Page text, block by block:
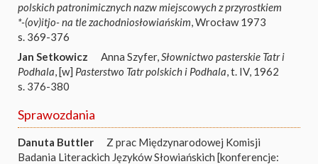
polskich patronimicznych nazw miejscowych z przyrostkiem
*-(ov)itjo- na tle zachodniosłowiańskim , Wrocław 1973
s. 369-376
Jan Setkowicz
Anna Szyfer,Słownictwo pasterskie Tatr i
Podhala, [w] Pasterstwo Tatr polskich i Podhala, t. IV, 1962
s. 376-380
Sprawozdania
Danuta Buttler
Z prac Międzynarodowej Komisji
Badania Literackich Języków Słowiańskich [konferencje: